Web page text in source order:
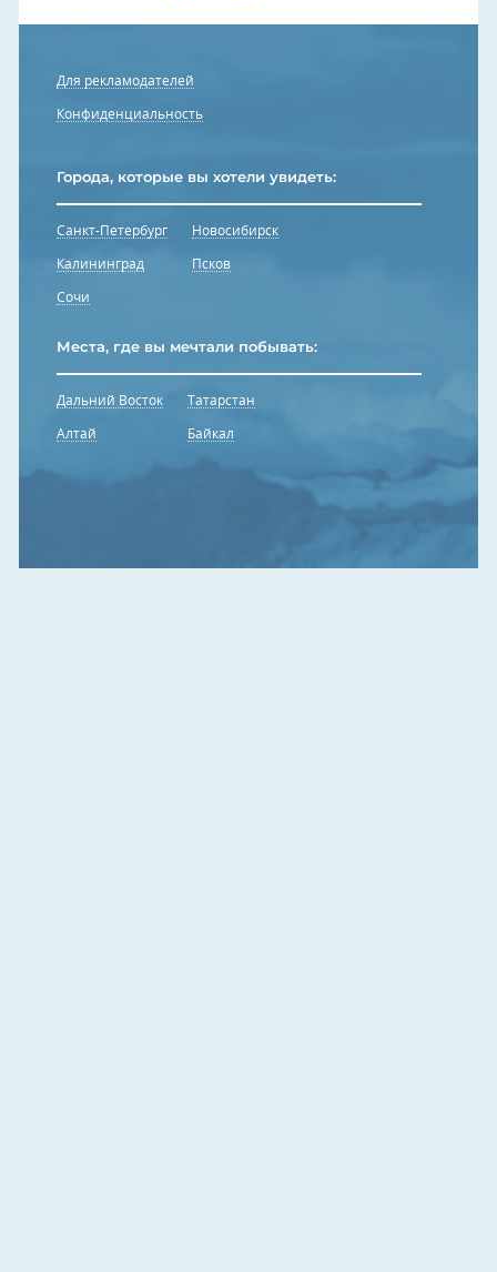
Для рекламодателей
Конфиденциальность
Города, которые вы хотели увидеть:
Санкт-Петербург
Калининград
Сочи
Новосибирск
Псков
Места, где вы мечтали побывать:
Дальний Восток
Алтай
Татарстан
Байкал